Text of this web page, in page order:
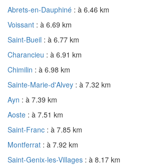
Abrets-en-Dauphiné : à 6.46 km
Voissant : à 6.69 km
Saint-Bueil : à 6.77 km
Charancieu : à 6.91 km
Chimilin : à 6.98 km
Sainte-Marie-d'Alvey : à 7.32 km
Ayn : à 7.39 km
Aoste : à 7.51 km
Saint-Franc : à 7.85 km
Montferrat : à 7.92 km
Saint-Genix-les-Villages : à 8.17 km